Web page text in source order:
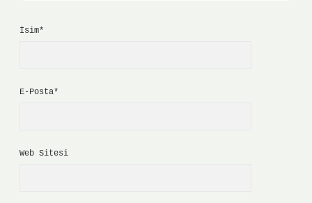
İsim*
E-Posta*
Web Sitesi